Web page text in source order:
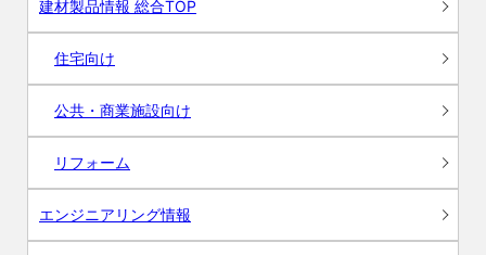
建材製品情報 総合TOP
住宅向け
公共・商業施設向け
リフォーム
エンジニアリング情報